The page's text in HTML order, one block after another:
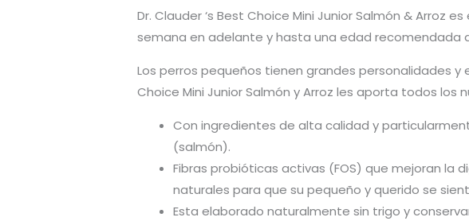
Dr. Clauder ‘s Best Choice Mini Junior Salmón & Arroz
semana en adelante y hasta una edad recomendada
Los perros pequeños tienen grandes personalidades
Choice Mini Junior Salmón y Arroz les aporta todos los
Con ingredientes de alta calidad y
(salmón).
Fibras probióticas activas (FOS) que mejoran la
naturales para que su pequeño y querido se
Esta elaborado naturalmente sin trigo y